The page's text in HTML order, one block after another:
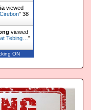
viewed
" 38
viewed
Tebing… "
ON